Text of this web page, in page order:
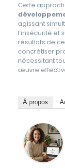
Cette
agissant
l’insécurité et
résultats de
concrétiser
nécessitant
œuvre
À propos